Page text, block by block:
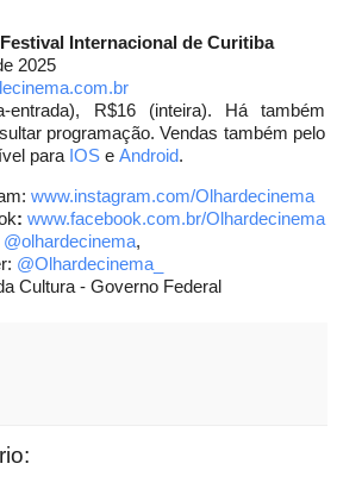
Internacional de Curitiba
2025
entrada), R$16 (inteira). Há também
programação. Vendas também pelo
para IOS e Android.
www.instagram.com/Olhardecinema
: www.facebook.com.br/Olhardecinema
@olhardecinema,
@Olhardecinema_
Cultura - Governo Federal